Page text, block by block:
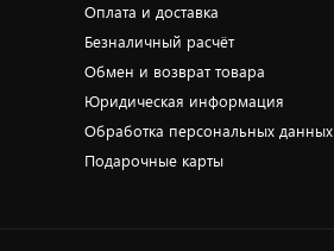
Оплата и доставка
Безналичный расчёт
Обмен и возврат товара
Юридическая информация
Обработка персональных данных
Подарочные карты